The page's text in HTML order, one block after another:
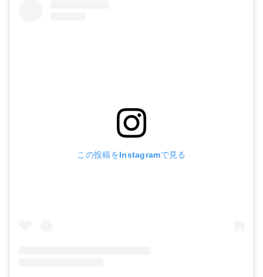
この投稿をInstagramで見る